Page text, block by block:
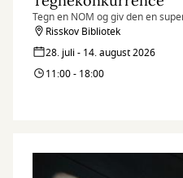
Tegn en NOM og giv den en
Risskov Bibliotek
28. juli - 14. august 2026
11:00 - 18:00